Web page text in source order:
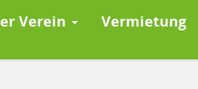
Verein Vermietung